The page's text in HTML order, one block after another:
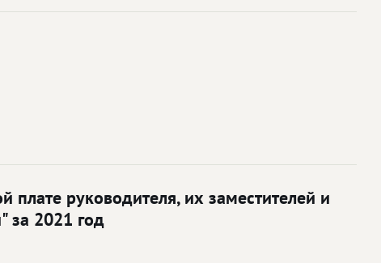
руководителя, их заместителей и
за 2021 год